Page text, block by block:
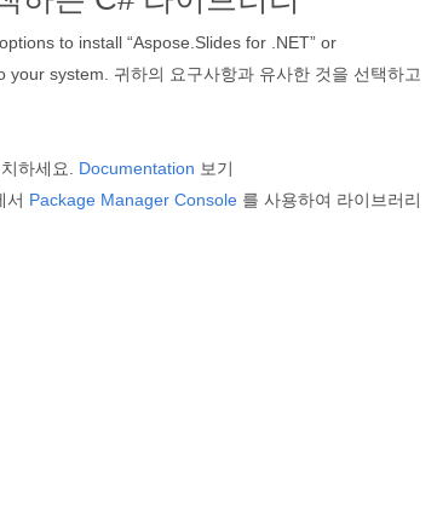
to install “Aspose.Slides for .NET” or
your system. 귀하의 요구사항과 유사한 것을 선택하고
하세요. Documentation 보기
서 Package Manager Console 를 사용하여 라이브러리